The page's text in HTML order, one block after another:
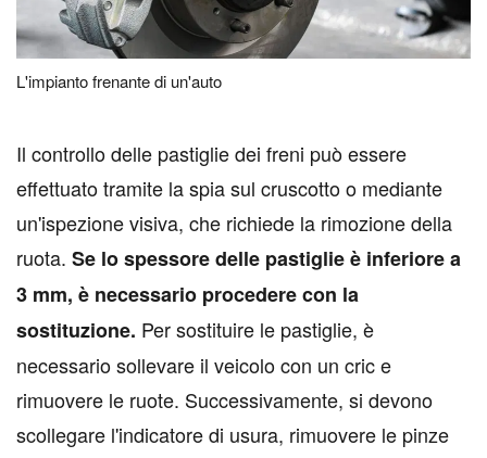
L'impianto frenante di un'auto
Il controllo delle pastiglie dei freni può essere
effettuato tramite la spia sul cruscotto o mediante
un'ispezione visiva, che richiede la rimozione della
ruota. Se lo spessore delle pastiglie è inferiore a
3 mm, è necessario procedere con la
sostituzione. Per sostituire le pastiglie, è
necessario sollevare il veicolo con un cric e
rimuovere le ruote. Successivamente, si devono
scollegare l'indicatore di usura, rimuovere le pinze